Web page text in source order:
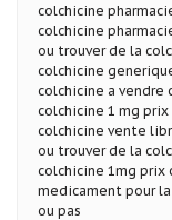
colchicine
colchicine
ou trouver de la
colchicine
colchicine a
colchicine 1 mg
colchicine vente
ou trouver de la
colchicine 1mg prix
medicament pour
ou pas